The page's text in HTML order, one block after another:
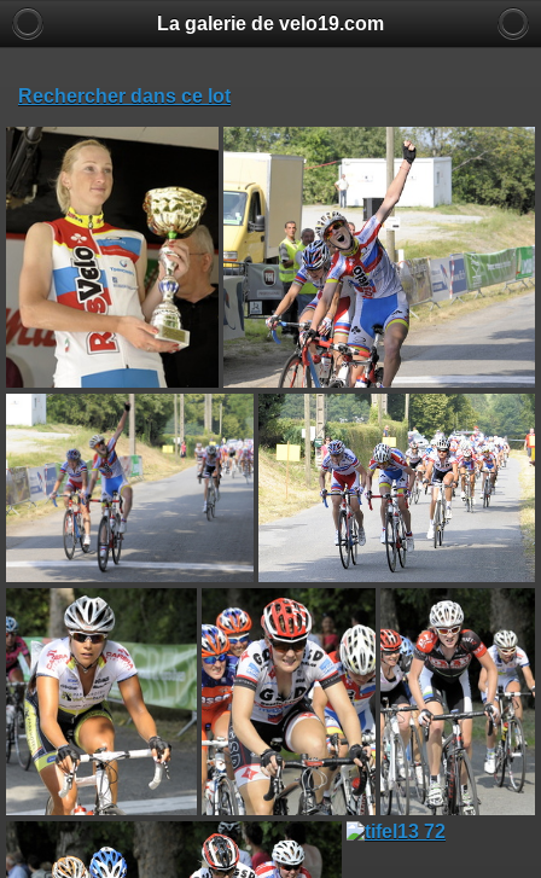
La galerie de velo19.com
Rechercher dans ce lot